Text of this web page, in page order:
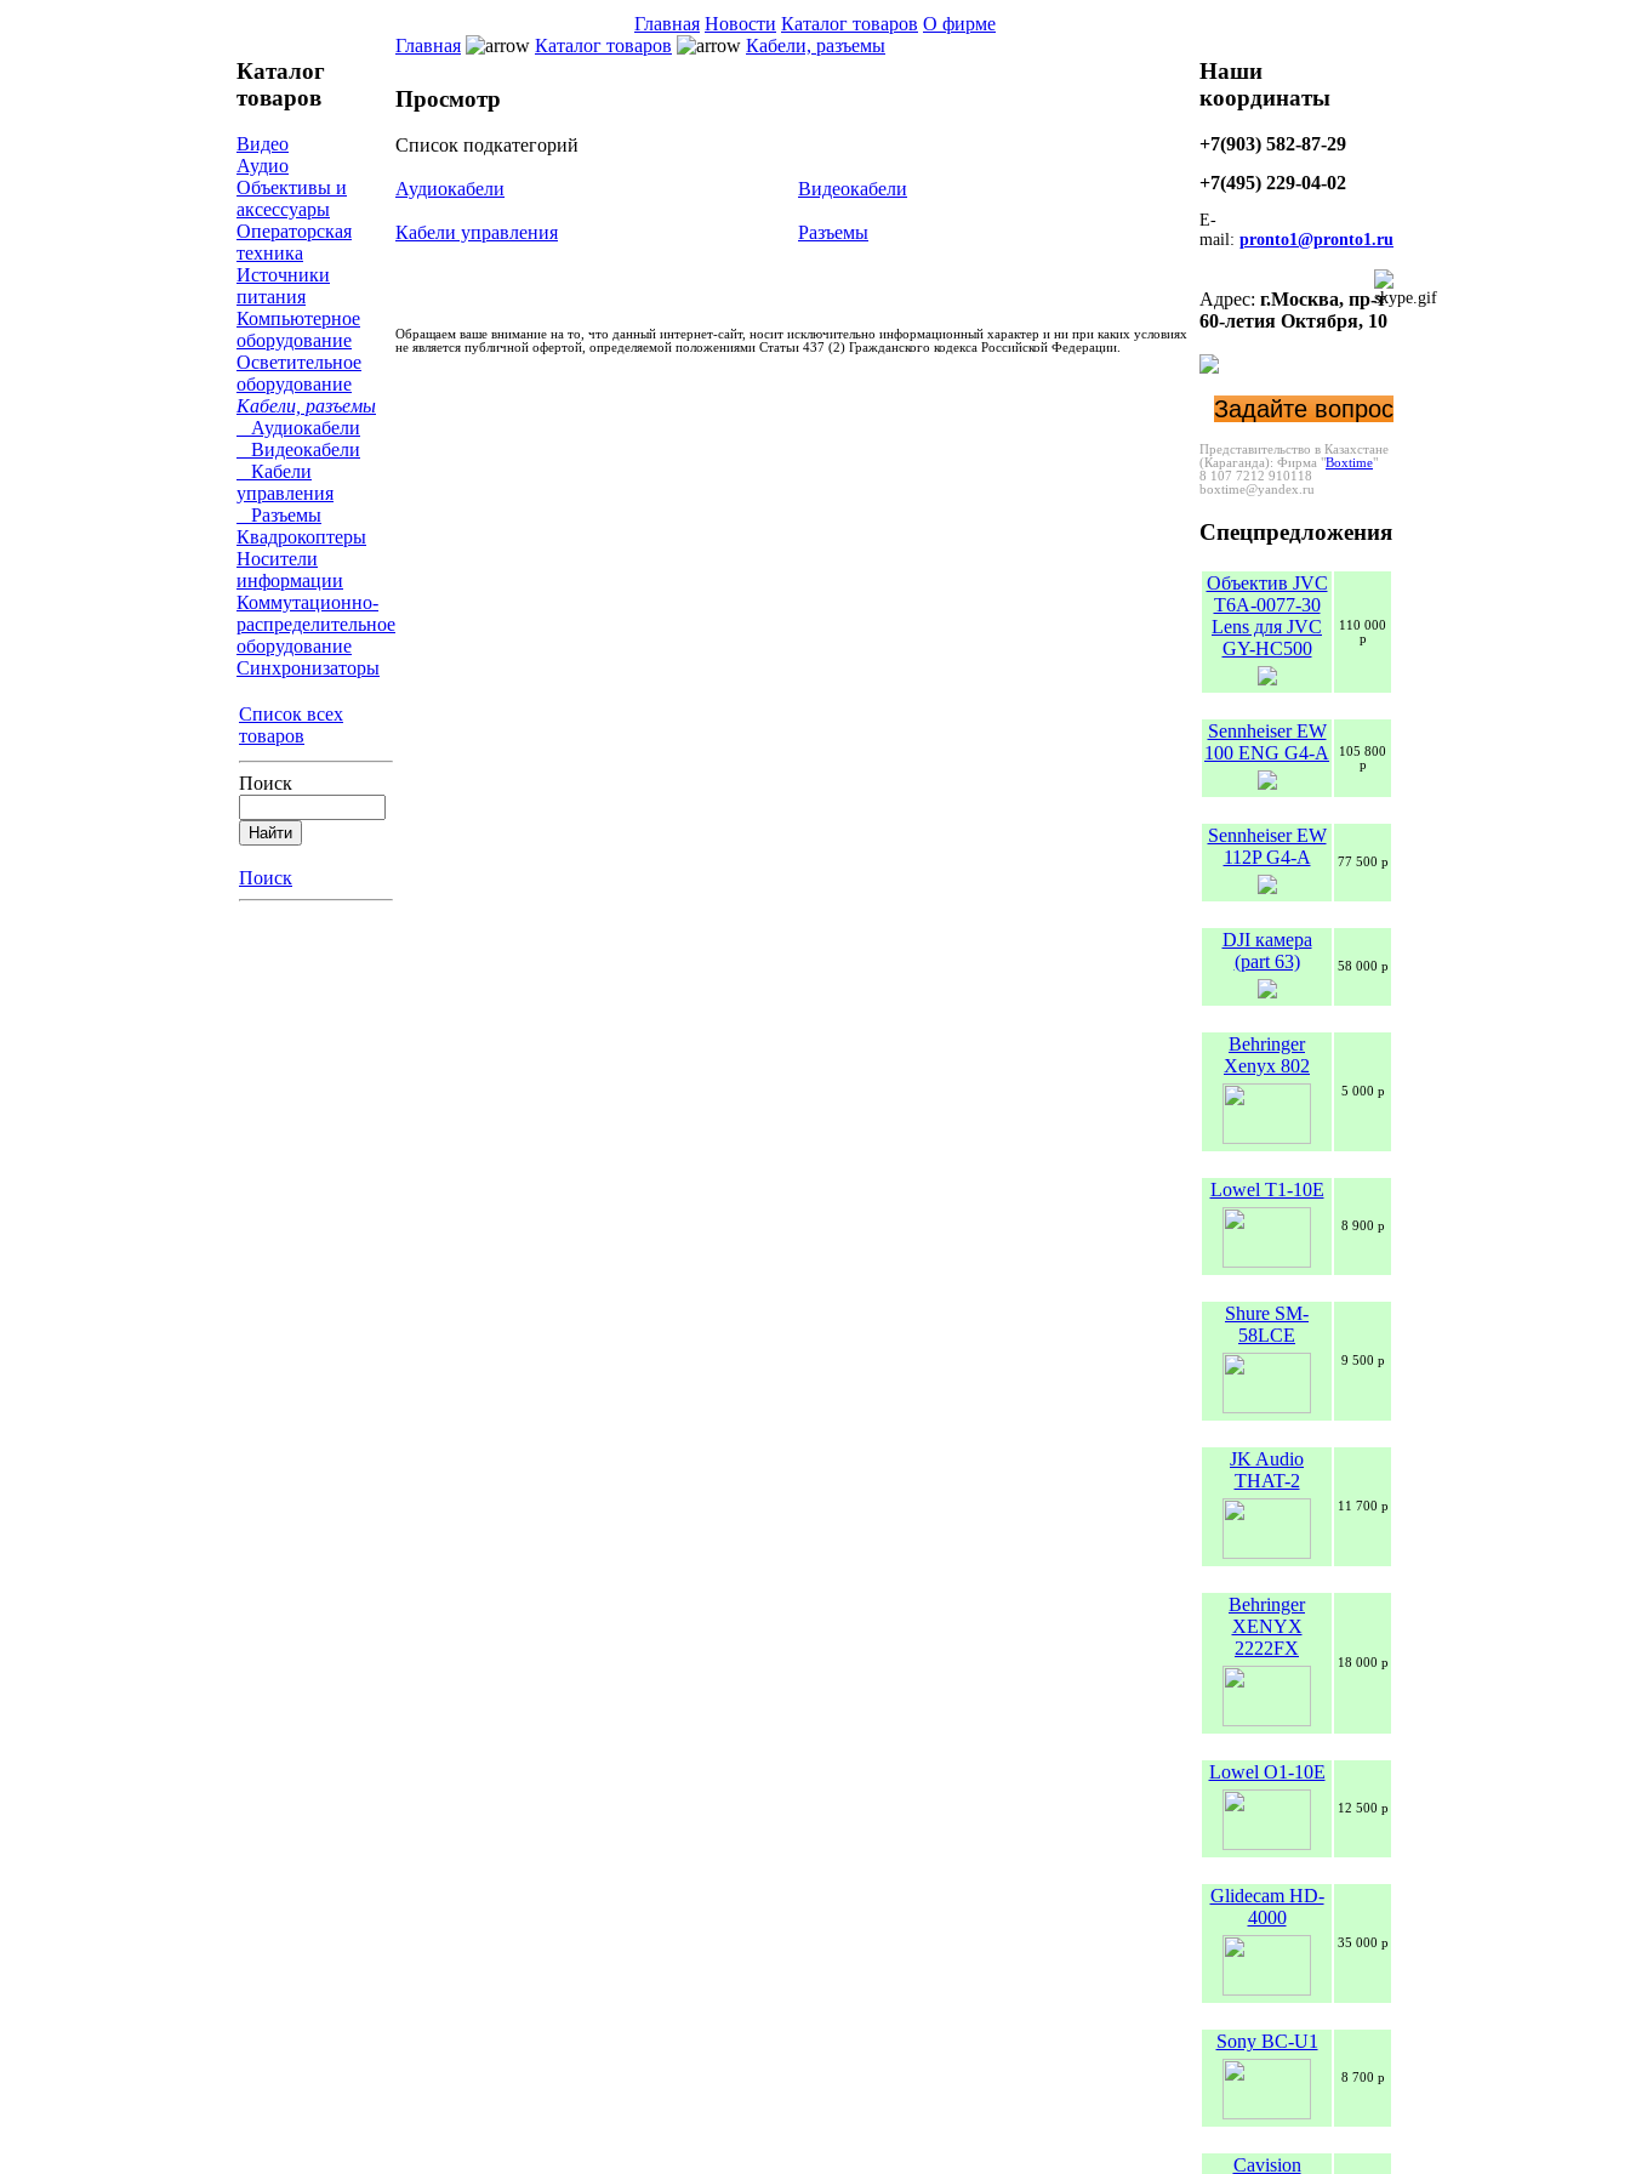
Главная Новости Каталог товаров О фирме
Каталог
товаров
Видео
Аудио
Объективы и
аксессуары
Операторская
техника
Источники
питания
Компьютерное
оборудование
Осветительное
оборудование
Кабели, разъемы
Аудиокабели
Видеокабели
Кабели
управления
Разъемы
Квадрокоптеры
Носители
информации
Коммутационно-
распределительное
оборудование
Синхронизаторы
Список всех
товаров
Поиск
Поиск
Главная Каталог товаров Кабели, разъемы
Просмотр
Список подкатегорий
Аудиокабели Видеокабели
Кабели управления Разъемы
Обращаем ваше внимание на то, что данный интернет-сайт, носит исключительно информационный характер и ни при каких условиях
не является публичной офертой, определяемой положениями Статьи 437 (2) Гражданского кодекса Российской Федерации.
Наши
координаты
+7(903) 582-87-29
+7(495) 229-04-02
E-
mail: pronto1@pronto1.ru
Адрес: г.Москва, пр-т
60-летия Октября, 10
Задайте вопрос
Представительство в Казахстане
(Караганда): Фирма "Boxtime"
8 107 7212 910118
boxtime@yandex.ru
Спецпредложения
Объектив JVC
T6A-0077-30
Lens для JVC
GY-HC500
110 000
р
Sennheiser EW
100 ENG G4-A
105 800
р
Sennheiser EW
112P G4-A
77 500 р
DJI камера
(part 63)
58 000 р
Behringer
Xenyx 802
5 000 р
Lowel T1-10E
8 900 р
Shure SM-
58LCE
9 500 р
JK Audio
THAT-2
11 700 р
Behringer
XENYX
2222FX
18 000 р
Lowel O1-10E
12 500 р
Glidecam HD-
4000
35 000 р
Sony BC-U1
8 700 р
Cavision